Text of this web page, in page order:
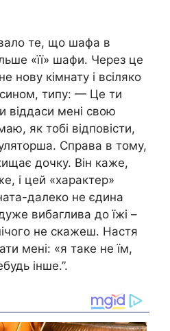
те, що шафа в
«її» шафи. Через це
нову кімнату і всіляко
типу: — Це ти
віддаси мені свою
як тобі відповісти,
Справа в тому,
дочку. Він каже,
і цей «характер»
далеко не єдина
вибаглива до їжі –
не скажеш. Настя
мені: «я таке не їм,
інше.”.